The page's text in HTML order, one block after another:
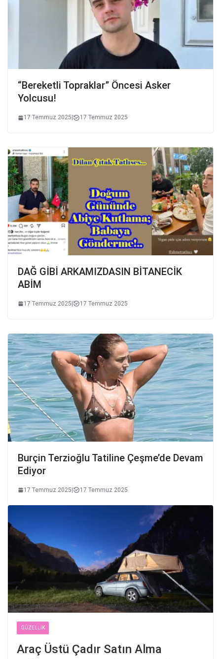
“Bereketli Topraklar” Öncesi Asker
Yolcusu!
17 Temmuz 2025 17 Temmuz 2025
DAĞ GİBİ ARKAMIZDASIN BİTANECİK
ABİM
17 Temmuz 2025 17 Temmuz 2025
Burçin Terzioğlu Tatiline Çeşme’de Devam
Ediyor
17 Temmuz 2025| 17 Temmuz 2025
GÜZELLIK
Araç Üstü Çadır Satın Alma